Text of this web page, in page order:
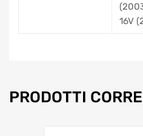
16V
PRODOTTI